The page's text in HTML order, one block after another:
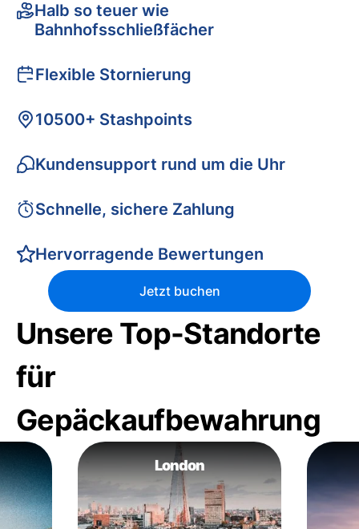
Halb so teuer wie
Bahnhofsschließfächer
Flexible Stornierung
10500+ Stashpoints
Kundensupport rund um die Uhr
Schnelle, sichere Zahlung
Hervorragende Bewertungen
Jetzt buchen
Unsere Top-Standorte
für
Gepäckaufbewahrung
London